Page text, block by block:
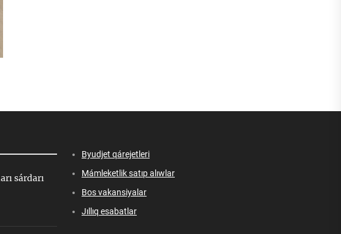
sárdarı
Byudjet qárejetleri
Mámleketlik satıp alıwlar
Bos vakansiyalar
Jıllıq esabatlar